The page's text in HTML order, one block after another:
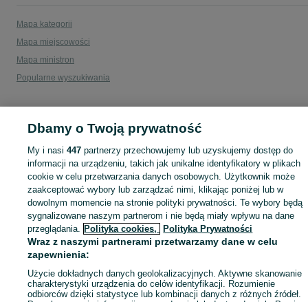
Mapa kategorii
Mapa miejscowości
Mapa ministron
Popularne wyszukiwania
Dbamy o Twoją prywatność
My i nasi447 partnerzy przechowujemy lub uzyskujemy dostęp do
informacji na urządzeniu, takich jak unikalne identyfikatory w plikach
cookie w celu przetwarzania danych osobowych. Użytkownik może
zaakceptować wybory lub zarządzać nimi, klikając poniżej lub w
dowolnym momencie na stronie polityki prywatności. Te wybory będą
sygnalizowane naszym partnerom i nie będą miały wpływu na dane
przeglądania. Polityka cookies, Polityka Prywatności
Wraz z naszymi partnerami przetwarzamy dane w celu
zapewnienia:
Użycie dokładnych danych geolokalizacyjnych. Aktywne skanowanie
charakterystyki urządzenia do celów identyfikacji. Rozumienie
odbiorców dzięki statystyce lub kombinacji danych z różnych źródeł.